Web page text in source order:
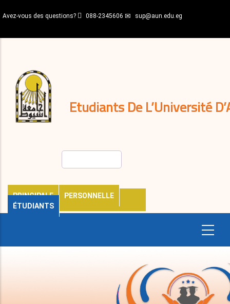
au
principal
Avez-vous des questions? 088-2345606 sup@aun.edu.eg
Etudiants De L’Université
PRINCIPALE
PERSONNELLE
ÉTUDIANTS
décisions
Expatriés
Journal